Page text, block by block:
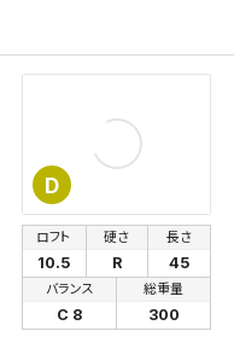
D
ロフト
10.5
硬さ
R
長さ
45
バランス
C 8
総重量
300